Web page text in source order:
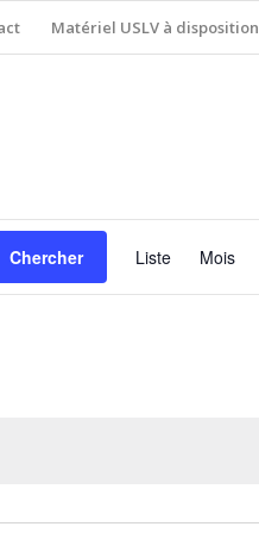
Matériel USLV à disposition
Chercher
de
Liste Mois